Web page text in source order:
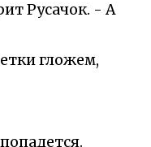
Русачок. - А
гложем,